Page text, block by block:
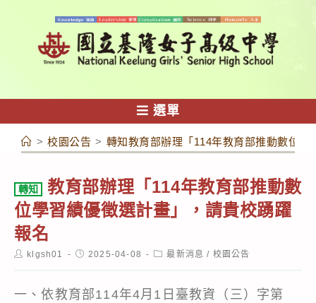
容
選單
> 校園公告 > 轉知教育部辦理「114年教育部推動數位
轉知
教育部辦理「114年教育部推動數
位學習績優徵選計畫」，請貴校踴躍
報名
Postklgsh01
Post2025-04-08
Post最新消息 / 校園公告
一、依教育部114年4月1日臺教資（三）字第